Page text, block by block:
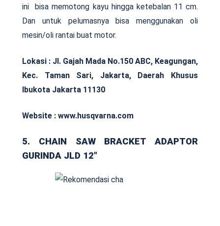
ini bisa memotong kayu hingga ketebalan 11 cm.
Dan untuk pelumasnya bisa menggunakan oli
mesin/oli rantai buat motor.
Lokasi : Jl. Gajah Mada No.150 ABC, Keagungan,
Kec. Taman Sari, Jakarta, Daerah Khusus
Ibukota Jakarta 11130
Website : www.husqvarna.com
5. CHAIN SAW BRACKET ADAPTOR
GURINDA JLD 12″